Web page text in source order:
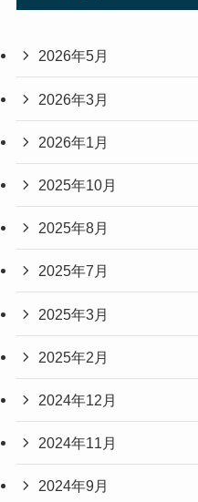
2026年5月
2026年3月
2026年1月
2025年10月
2025年8月
2025年7月
2025年3月
2025年2月
2024年12月
2024年11月
2024年9月